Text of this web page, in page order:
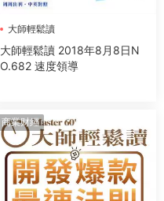
大師輕鬆讀
大師輕鬆讀 2018年8月8日N
O.682 速度領導
商業财經